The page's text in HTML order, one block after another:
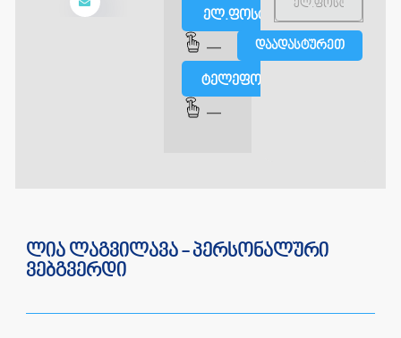
ელ.ფოსტით
—
ტელეფონით
—
ლია ლაგვილავა - პერსონალური
ვებგვერდი